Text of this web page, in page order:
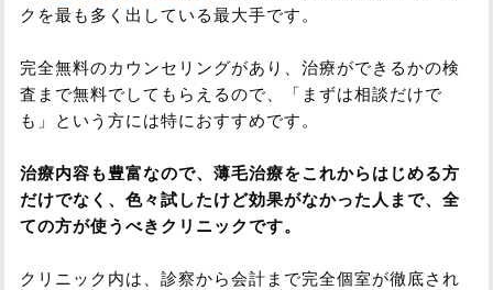
クを最も多く出している最大手です。
完全無料のカウンセリングがあり、治療ができるかの検
査まで無料でしてもらえるので、「まずは相談だけで
も」という方には特におすすめです。
治療内容も豊富なので、薄毛治療をこれからはじめる方
だけでなく、色々試したけど効果がなかった人まで、全
ての方が使うべきクリニックです。
クリニック内は、診察から会計まで完全個室が徹底され